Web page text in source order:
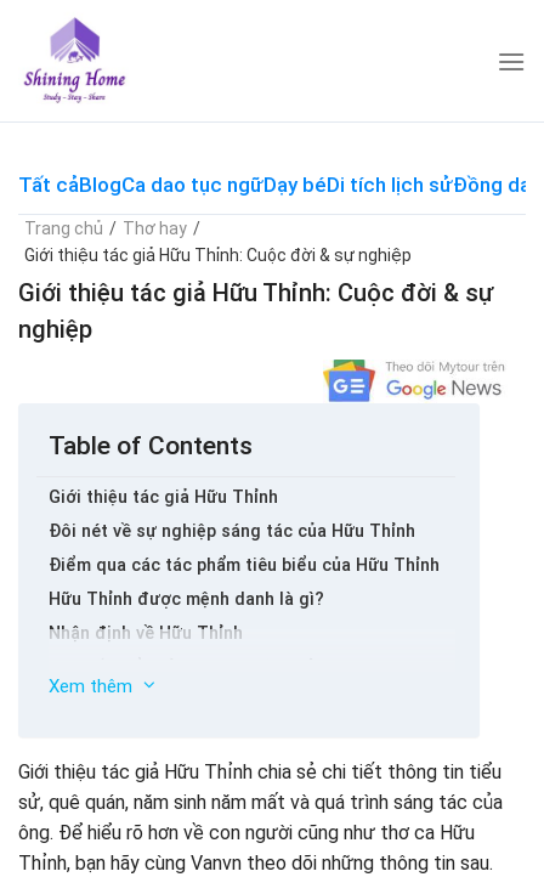
content
Tất cảBlogCa dao tục ngữDạy béDi tích lịch sửĐồng dao
Trang chủ / Thơ hay /
Giới thiệu tác giả Hữu Thỉnh: Cuộc đời & sự nghiệp
Giới thiệu tác giả Hữu Thỉnh: Cuộc đời & sự
nghiệp
Table of Contents
Giới thiệu tác giả Hữu Thỉnh
Đôi nét về sự nghiệp sáng tác của Hữu Thỉnh
Điểm qua các tác phẩm tiêu biểu của Hữu Thỉnh
Hữu Thỉnh được mệnh danh là gì?
Nhận định về Hữu Thỉnh
Tên thật của nhà thơ Hữu Thỉnh là gì?
Hữu Thỉnh quê ở đâu?
Hữu Thỉnh sinh năm bao nhiêu và hiện trạng thế nào?
Nhà thơ Hữu Thỉnh có bao nhiêu tác phẩm?
Xem thêm
Giới thiệu tác giả Hữu Thỉnh chia sẻ chi tiết thông tin tiểu
sử, quê quán, năm sinh năm mất và quá trình sáng tác của
ông. Để hiểu rõ hơn về con người cũng như thơ ca Hữu
Thỉnh, bạn hãy cùng Vanvn theo dõi những thông tin sau.